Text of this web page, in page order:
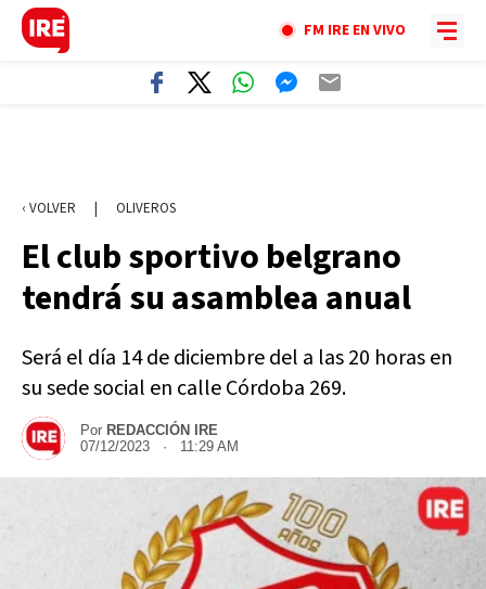
FM IRE EN VIVO
‹ VOLVER | OLIVEROS
El club sportivo belgrano
tendrá su asamblea anual
Será el día 14 de diciembre del a las 20 horas en
su sede social en calle Córdoba 269.
Por REDACCIÓN IRE
07/12/2023 · 11:29 AM